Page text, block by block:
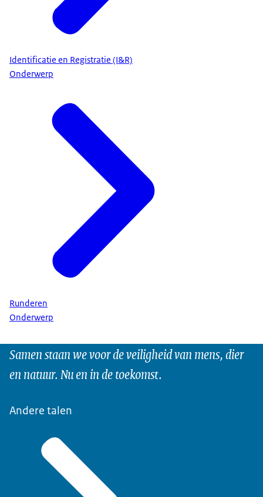
Identificatie en Registratie (I&R)
Onderwerp
Runderen
Onderwerp
Samen staan we voor de veiligheid van mens, dier
en natuur. Nu en in de toekomst.
Andere talen